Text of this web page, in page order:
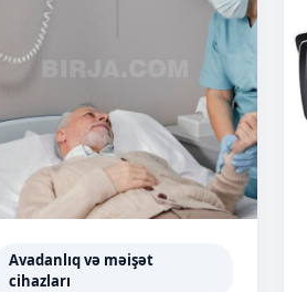
Avadanlıq və məişət
cihazları